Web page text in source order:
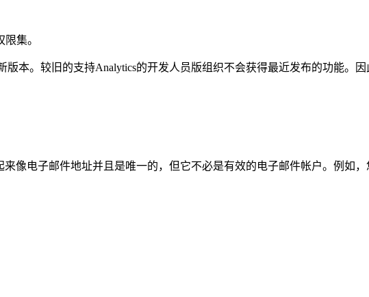
集。
本。较旧的支持Analytics的开发人员版组织不会获得最近发布的功能。
电子邮件地址并且是唯一的，但它不必是有效的电子邮件帐户。例如，您